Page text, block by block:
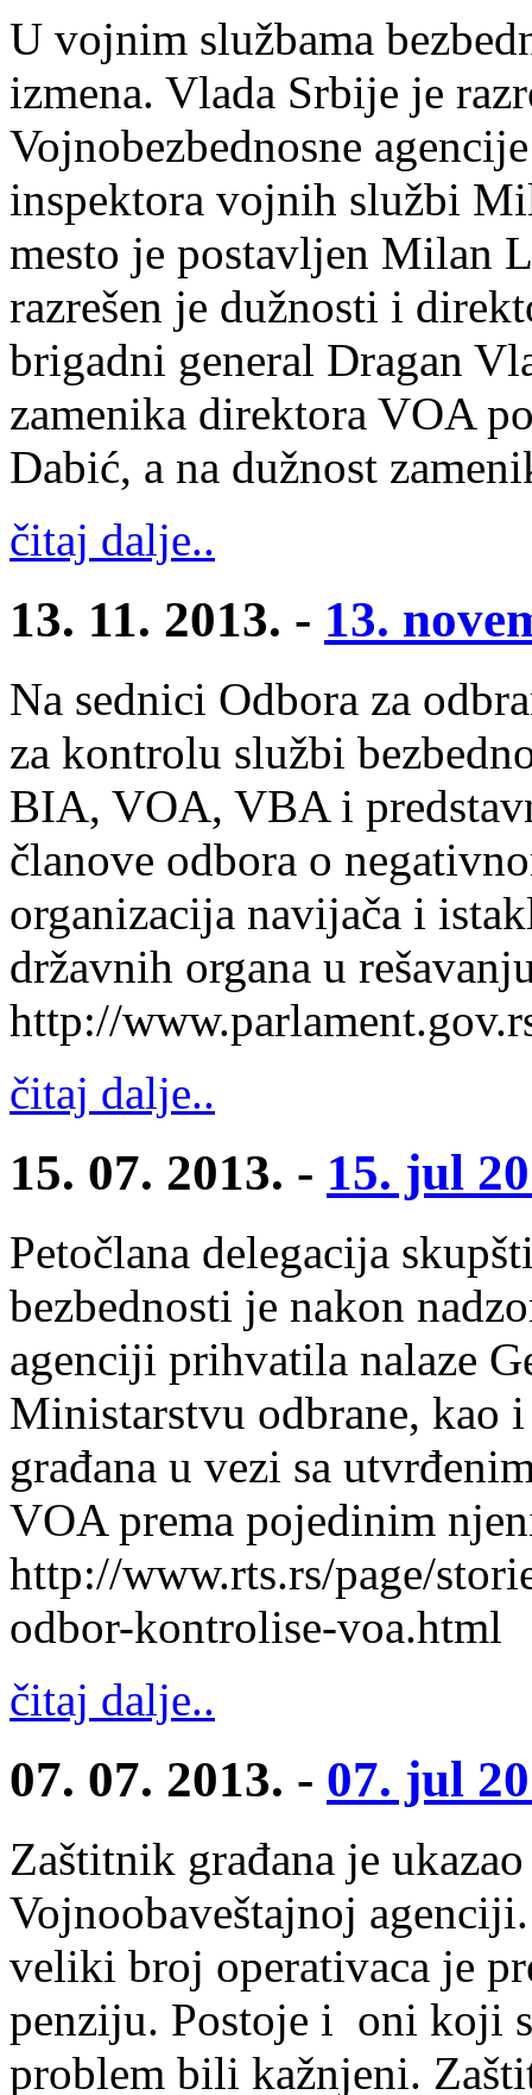
U vojnim službama
izmena. Vlada Srbije je
Vojnobezbednosne
inspektora vojnih službi
mesto je postavljen Milan
razrešen je dužnosti i
brigadni general Dragan
zamenika direktora VOA
Dabić, a na dužnost
čitaj dalje..
13. 11. 2013. - 13.
Na sednici Odbora za
za kontrolu službi
BIA, VOA, VBA i
članove odbora o
organizacija navijača i
državnih organa u
http://
čitaj dalje..
15. 07. 2013. - 15. jul
Petočlana delegacija
bezbednosti je nakon
agenciji prihvatila nalaze
Ministarstvu odbrane, kao
građana u vezi sa
VOA prema pojedinim
http://www.rts.rs/page/
odbor-kontrolise-voa.html
čitaj dalje..
07. 07. 2013. - 07. jul
Zaštitnik građana je
Vojnoobaveštajnoj
veliki broj operativaca je
penziju. Postoje i oni koji
problem bili kažnjeni.